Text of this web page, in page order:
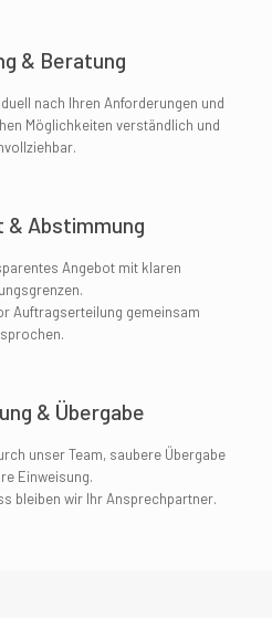
& Beratung
nach Ihren Anforderungen und
Möglichkeiten verständlich und
& Abstimmung
Angebot mit klaren
Auftragserteilung gemeinsam
& Übergabe
unser Team, saubere Übergabe
Einweisung.
bleiben wir Ihr Ansprechpartner.